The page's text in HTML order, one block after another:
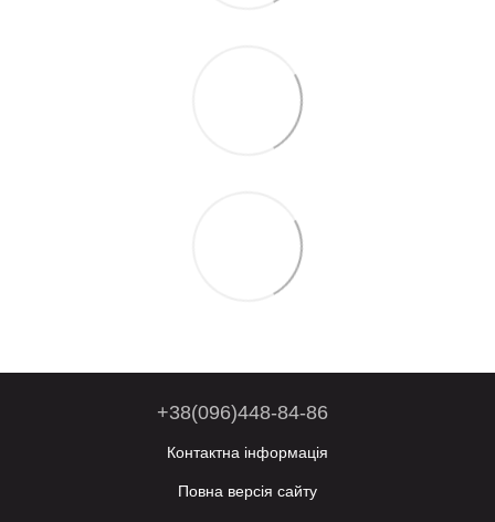
+38(096)448-84-86
Контактна інформація
Повна версія сайту